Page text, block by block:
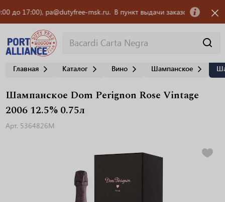
17:00), pa@dutyfree-msk.ru. В пункт выдачи заказов OZON
Главная Каталог Вино Шампанское
Шампанское Dom Perignon Rose Vintage
2006 12.5% 0.75л
Арт. 5364826M